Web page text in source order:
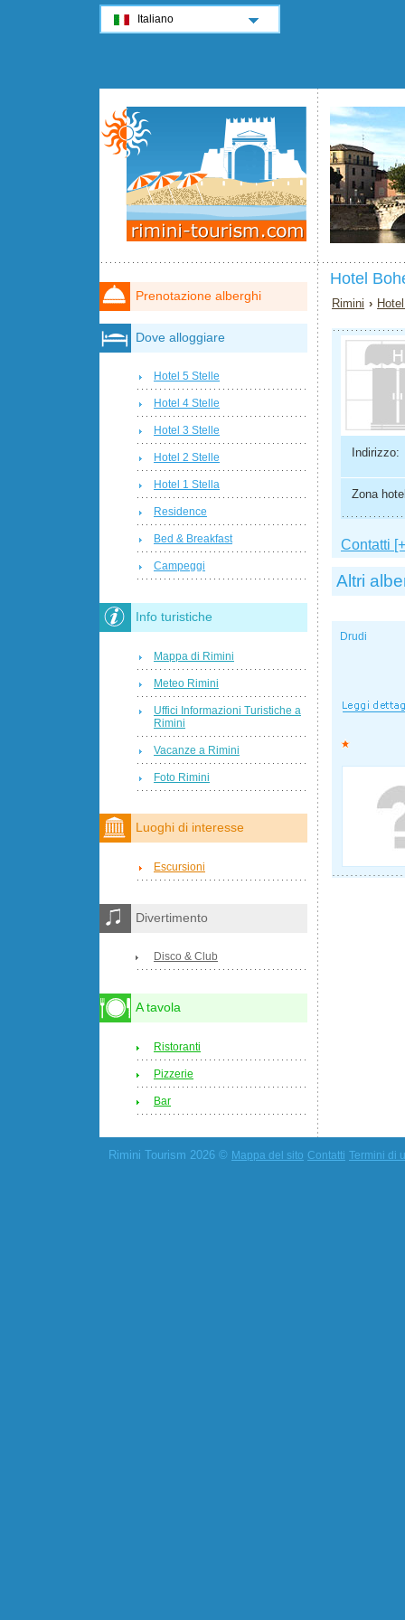
Hotel
Rimini ›
Indirizzo:
Zona
Contatti
Altri
Drudi
Prenotazione alberghi
Dove alloggiare
Hotel 5 Stelle
Hotel 4 Stelle
Hotel 3 Stelle
Hotel 2 Stelle
Hotel 1 Stella
Residence
Bed & Breakfast
Campeggi
Info turistiche
Mappa di Rimini
Meteo Rimini
Uffici Informazioni Turistiche a
Rimini
Vacanze a Rimini
Foto Rimini
Luoghi di interesse
Escursioni
Divertimento
Disco & Club
A tavola
Ristoranti
Pizzerie
Bar
Rimini Tourism 2026 © Mappa del sito Contatti Termini di
Italiano